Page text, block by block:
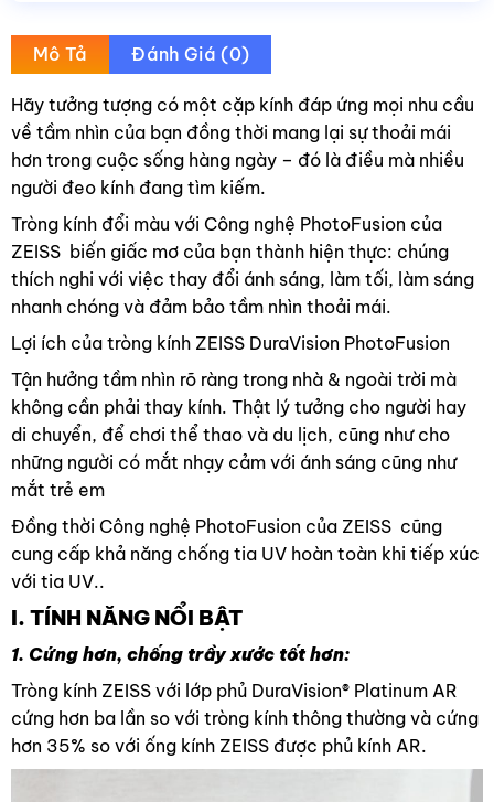
Mô Tả Đánh Giá (0)
Hãy tưởng tượng có một cặp kính đáp ứng mọi nhu cầu
về tầm nhìn của bạn đồng thời mang lại sự thoải mái
hơn trong cuộc sống hàng ngày – đó là điều mà nhiều
người đeo kính đang tìm kiếm.
Tròng kính đổi màu với Công nghệ PhotoFusion của
ZEISS biến giấc mơ của bạn thành hiện thực: chúng
thích nghi với việc thay đổi ánh sáng, làm tối, làm sáng
nhanh chóng và đảm bảo tầm nhìn thoải mái.
Lợi ích của tròng kính ZEISS DuraVision PhotoFusion
Tận hưởng tầm nhìn rõ ràng trong nhà & ngoài trời mà
không cần phải thay kính. Thật lý tưởng cho người hay
di chuyển, để chơi thể thao và du lịch, cũng như cho
những người có mắt nhạy cảm với ánh sáng cũng như
mắt trẻ em
Đồng thời Công nghệ PhotoFusion của ZEISS cũng
cung cấp khả năng chống tia UV hoàn toàn khi tiếp xúc
với tia UV..
I. TÍNH NĂNG NỔI BẬT
1. Cứng hơn, chống trầy xước tốt hơn:
Tròng kính ZEISS với lớp phủ DuraVision® Platinum AR
cứng hơn ba lần so với tròng kính thông thường và cứng
hơn 35% so với ống kính ZEISS được phủ kính AR.